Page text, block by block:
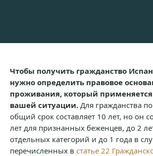
Чтобы получить гражданство
нужно определить правовое
проживания, который
вашей ситуации. Для гражданства
общий срок составляет 10 лет, но он
лет для признанных беженцев, до 2
отдельных категорий и до 1 года в
перечисленных в статье 22